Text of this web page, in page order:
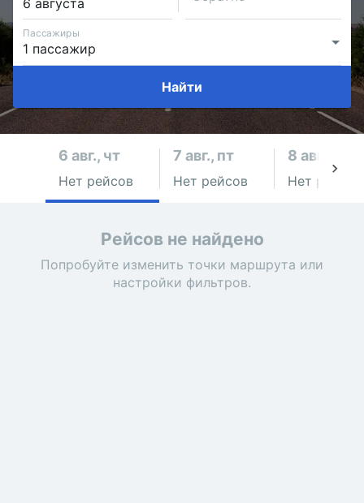
Пассажиры
Найти
6 авг., чт
Нет рейсов
7 авг., пт
Нет рейсов
8 авг., сб
Нет рейсов
Рейсов не найдено
Попробуйте изменить точки маршрута или
настройки фильтров.